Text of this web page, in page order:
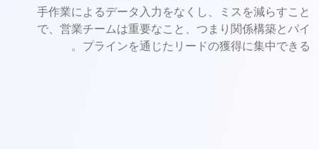
手作業によるデータ入力をなくし、ミスを減らすこと
で、営業チームは重要なこと、つまり関係構築とパイ
プラインを通じたリードの獲得に集中できる。